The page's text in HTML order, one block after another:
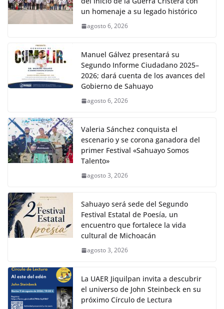
un homenaje a su legado histórico
agosto 6, 2026
Manuel Gálvez presentará su
Segundo Informe Ciudadano 2025–
2026; dará cuenta de los avances del
Gobierno de Sahuayo
agosto 6, 2026
Valeria Sánchez conquista el
escenario y se corona ganadora del
primer Festival «Sahuayo Somos
Talento»
agosto 3, 2026
Sahuayo será sede del Segundo
Festival Estatal de Poesía, un
encuentro que fortalece la vida
cultural de Michoacán
agosto 3, 2026
La UAER Jiquilpan invita a descubrir
el universo de John Steinbeck en su
próximo Círculo de Lectura